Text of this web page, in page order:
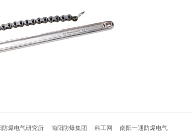
防爆电气研究所 南阳防爆集团 科工网 南阳一通防爆电气